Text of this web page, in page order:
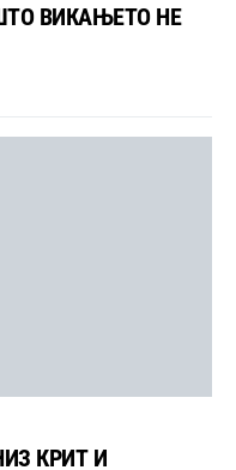
ВИКАЊЕТО НЕ
КРИТ И